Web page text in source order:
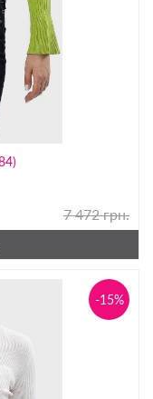
7 472 грн.
-15%